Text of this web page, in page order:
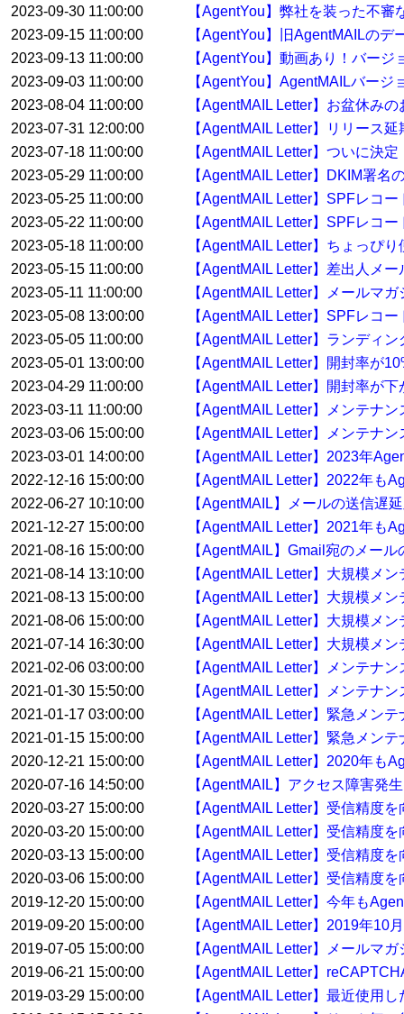
2023-09-30 11:00:00
【AgentYou】弊社を装った不
2023-09-15 11:00:00
【AgentYou】旧AgentMAILの
2023-09-13 11:00:00
【AgentYou】動画あり！バー
2023-09-03 11:00:00
【AgentYou】AgentMAILバー
2023-08-04 11:00:00
【AgentMAIL Letter】お盆休み
2023-07-31 12:00:00
【AgentMAIL Letter】リリース
2023-07-18 11:00:00
【AgentMAIL Letter】ついに決
2023-05-29 11:00:00
【AgentMAIL Letter】DKIM署
2023-05-25 11:00:00
【AgentMAIL Letter】SPFレコ
2023-05-22 11:00:00
【AgentMAIL Letter】SPFレコ
2023-05-18 11:00:00
【AgentMAIL Letter】ちょっぴ
2023-05-15 11:00:00
【AgentMAIL Letter】差出人メ
2023-05-11 11:00:00
【AgentMAIL Letter】メールマ
2023-05-08 13:00:00
【AgentMAIL Letter】SPFレコ
2023-05-05 11:00:00
【AgentMAIL Letter】ランディ
2023-05-01 13:00:00
【AgentMAIL Letter】開封率が
2023-04-29 11:00:00
【AgentMAIL Letter】開封率が
2023-03-11 11:00:00
【AgentMAIL Letter】メンテナ
2023-03-06 15:00:00
【AgentMAIL Letter】メンテナ
2023-03-01 14:00:00
【AgentMAIL Letter】2023年
2022-12-16 15:00:00
【AgentMAIL Letter】2022年も
2022-06-27 10:10:00
【AgentMAIL】メールの送信遅
2021-12-27 15:00:00
【AgentMAIL Letter】2021年も
2021-08-16 15:00:00
【AgentMAIL】Gmail宛のメー
2021-08-14 13:10:00
【AgentMAIL Letter】大規模メ
2021-08-13 15:00:00
【AgentMAIL Letter】大規模メ
2021-08-06 15:00:00
【AgentMAIL Letter】大規模メ
2021-07-14 16:30:00
【AgentMAIL Letter】大規模メ
2021-02-06 03:00:00
【AgentMAIL Letter】メンテナ
2021-01-30 15:50:00
【AgentMAIL Letter】メンテナ
2021-01-17 03:00:00
【AgentMAIL Letter】緊急メン
2021-01-15 15:00:00
【AgentMAIL Letter】緊急メン
2020-12-21 15:00:00
【AgentMAIL Letter】2020年も
2020-07-16 14:50:00
【AgentMAIL】アクセス障害発
2020-03-27 15:00:00
【AgentMAIL Letter】受信精度
2020-03-20 15:00:00
【AgentMAIL Letter】受信精度
2020-03-13 15:00:00
【AgentMAIL Letter】受信精度
2020-03-06 15:00:00
【AgentMAIL Letter】受信精度
2019-12-20 15:00:00
【AgentMAIL Letter】今年も
2019-09-20 15:00:00
【AgentMAIL Letter】2019年10
2019-07-05 15:00:00
【AgentMAIL Letter】メールマ
2019-06-21 15:00:00
【AgentMAIL Letter】
2019-03-29 15:00:00
【AgentMAIL Letter】最近使用